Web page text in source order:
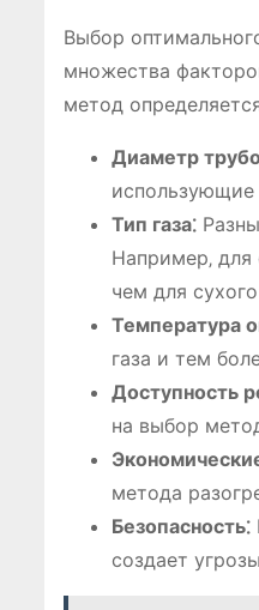
Выбор
множества
метод
Диаметр
использующие
Тип газа⁚
Например‚
чем для
Температура
газа и тем
Доступность
на выбор
метода
Безопасность⁚
создает